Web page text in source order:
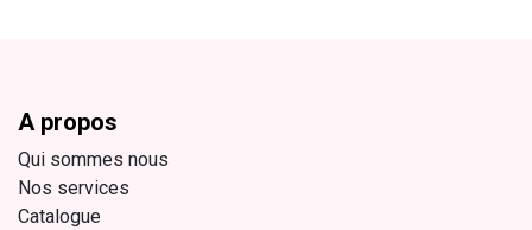
A propos
Qui sommes nous
Nos services
Catalogue